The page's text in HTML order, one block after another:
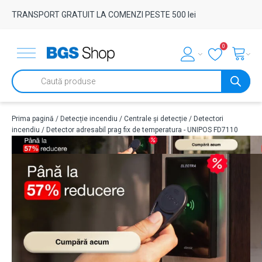
TRANSPORT GRATUIT LA COMENZI PESTE 500 lei
0
Products
search
Prima pagină / Detecție incendiu / Centrale și detecție / Detectori
incendiu / Detector adresabil prag fix de temperatura - UNIPOS FD7110